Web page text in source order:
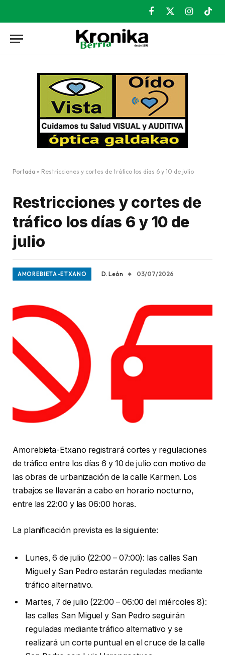
Facebook
X
Instagram
Portada » Restricciones y cortes de tráfico los días 6 y 10 de julio
Restricciones y cortes de
tráfico los días 6 y 10 de
julio
AMOREBIETA-ETXANO D. León 03/07/2026
Amorebieta-Etxano registrará cortes y regulaciones
de tráfico entre los días 6 y 10 de julio con motivo de
las obras de urbanización de la calle Karmen. Los
trabajos se llevarán a cabo en horario nocturno,
entre las 22:00 y las 06:00 horas.
La planificación prevista es la siguiente:
Lunes, 6 de julio (22:00 – 07:00): las calles San
Miguel y San Pedro estarán reguladas mediante
tráfico alternativo.
Martes, 7 de julio (22:00 – 06:00 del miércoles 8):
las calles San Miguel y San Pedro seguirán
reguladas mediante tráfico alternativo y se
realizará un corte puntual en el cruce de la calle